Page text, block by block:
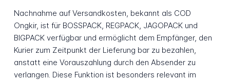
Nachnahme auf Versandkosten, bekannt als COD
Ongkir, ist für BOSSPACK, REGPACK, JAGOPACK und
BIGPACK verfügbar und ermöglicht dem Empfänger, den
Kurier zum Zeitpunkt der Lieferung bar zu bezahlen,
anstatt eine Vorauszahlung durch den Absender zu
verlangen. Diese Funktion ist besonders relevant im